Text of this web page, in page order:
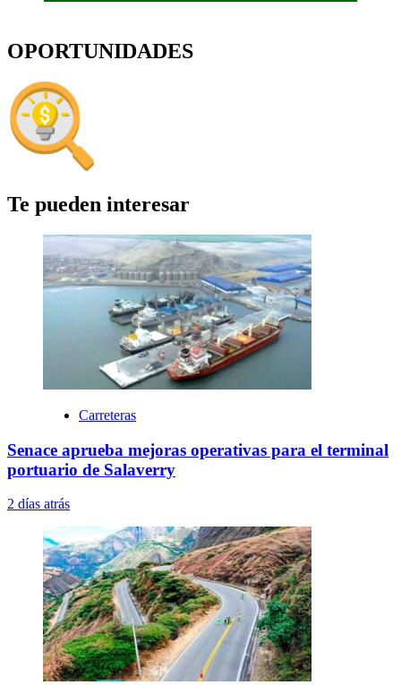
OPORTUNIDADES
Te pueden interesar
Carreteras
Senace aprueba mejoras operativas para el terminal
portuario de Salaverry
2 días atrás